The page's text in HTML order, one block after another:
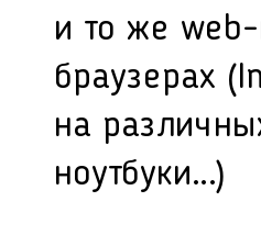
и то же
браузерах
на
ноутбуки...)